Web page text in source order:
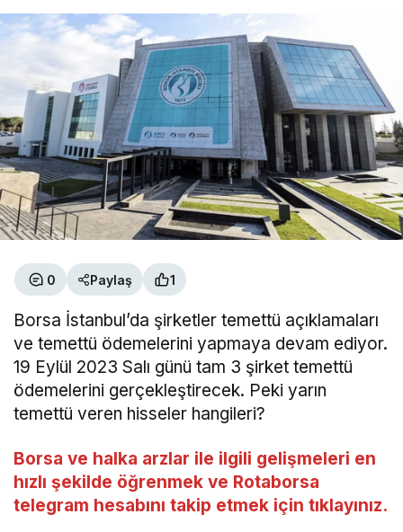
0 Paylaş 1
Borsa İstanbul’da şirketler temettü açıklamaları
ve temettü ödemelerini yapmaya devam ediyor.
19 Eylül 2023 Salı günü tam 3 şirket temettü
ödemelerini gerçekleştirecek. Peki yarın
temettü veren hisseler hangileri?
Borsa ve halka arzlar ile ilgili gelişmeleri en
hızlı şekilde öğrenmek ve Rotaborsa
telegram hesabını takip etmek için tıklayınız.